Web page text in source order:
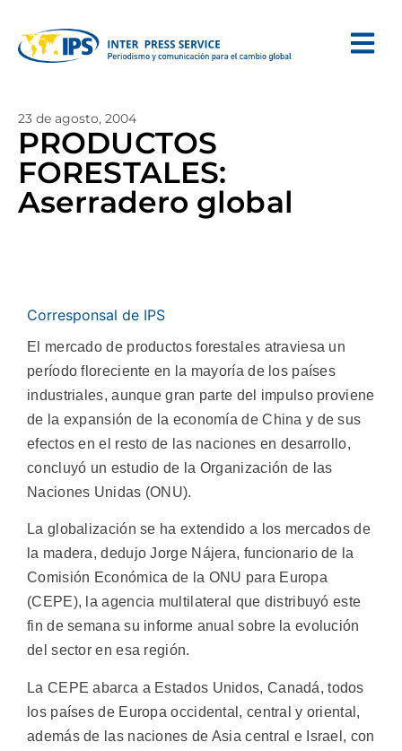
23 de agosto, 2004
PRODUCTOS
FORESTALES:
Aserradero global
Corresponsal de IPS
El mercado de productos forestales atraviesa un
período floreciente en la mayoría de los países
industriales, aunque gran parte del impulso proviene
de la expansión de la economía de China y de sus
efectos en el resto de las naciones en desarrollo,
concluyó un estudio de la Organización de las
Naciones Unidas (ONU).
La globalización se ha extendido a los mercados de
la madera, dedujo Jorge Nájera, funcionario de la
Comisión Económica de la ONU para Europa
(CEPE), la agencia multilateral que distribuyó este
fin de semana su informe anual sobre la evolución
del sector en esa región.
La CEPE abarca a Estados Unidos, Canadá, todos
los países de Europa occidental, central y oriental,
además de las naciones de Asia central e Israel, con